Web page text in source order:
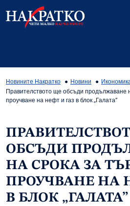
Новините Накратко Новини
Правителството ще обсъди продължаване
проучване на нефт и газ в блок „Галата”
ОБСЪДИ
НА СРОКА ЗА
ПРОУЧВАНЕ НА
В БЛОК „ГАЛАТА”